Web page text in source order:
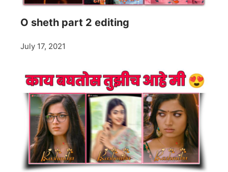
O sheth part 2 editing
July 17, 2021